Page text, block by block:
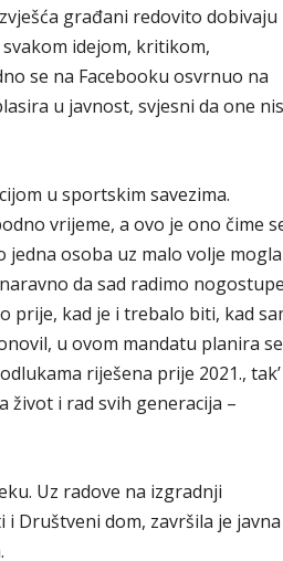
građani redovito dobivaju
idejom, kritikom,
se na Facebooku osvrnuo na
u javnost, svjesni da one
u sportskim savezima.
vrijeme, a ovo je ono čime
jedna osoba uz malo volje mogla
da sad radimo
prije, kad je i trebalo biti, kad
u ovom mandatu planira se
riješena prije 2021., tak’
život i rad svih generacija –
Uz radove na izgradnji
Društveni dom, završila je javna